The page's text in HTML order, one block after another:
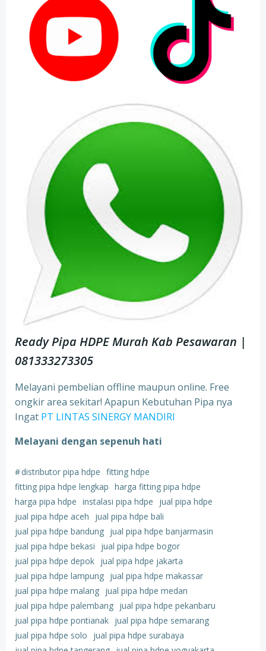
Ready Pipa HDPE Murah Kab Pesawaran |
081333273305
Melayani pembelian offline maupun online. Free
ongkir area sekitar! Apapun Kebutuhan Pipa nya
Ingat PT LINTAS SINERGY MANDIRI
Melayani dengan sepenuh hati
#distributor pipa hdpe fitting hdpe
fitting pipa hdpe lengkap harga fitting pipa hdpe
harga pipa hdpe instalasi pipa hdpe
jual pipa hdpe
jual pipa hdpe aceh
jual pipa hdpe bali
jual pipa hdpe bandung jual pipa hdpe banjarmasin
jual pipa hdpe bekasi
jual pipa hdpe bogor
jual pipa hdpe depok jual pipa hdpe jakarta
jual pipa hdpe lampung jual pipa hdpe makassar
jual pipa hdpe malang jual pipa hdpe medan
jual pipa hdpe palembang jual pipa hdpe pekanbaru
jual pipa hdpe pontianak jual pipa hdpe semarang
jual pipa hdpe solo
jual pipa hdpe surabaya